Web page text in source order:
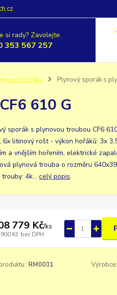
si rady? Zavolejte.
353 567 257
sporáky Plynový sporák s
610 G
sporák s plynovou troubou CF6
6x litinový rošt - výkon hořáků: 3x
a vnějším hořením, elektrické
plynová trouba o rozměru
4k... celý popis
779 Kč/ks
Kč bez DPH
RM0031 Výrobce: